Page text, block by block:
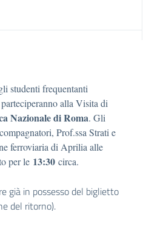
studenti frequentanti
parteciperanno alla Visita di
Nazionale di Roma. Gli
Prof.ssa Strati e
ferroviaria di Aprilia alle
per le 13:30 circa.
già in possesso del biglietto
del ritorno).